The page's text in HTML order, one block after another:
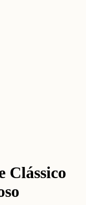
Clássico